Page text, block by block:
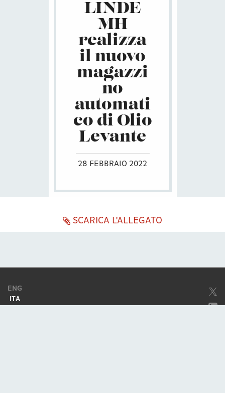
LINDE
MH
realizza
il nuovo
magazzi
no
automati
co di Olio
Levante
28 FEBBRAIO 2022
SCARICA L'ALLEGATO
ENG
ITA